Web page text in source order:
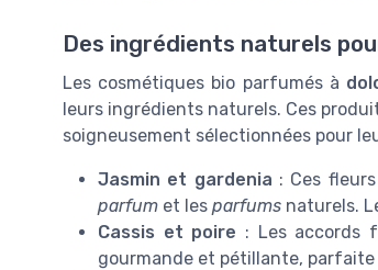
Des ingrédients naturels
Les cosmétiques bio parfumés à
leurs ingrédients naturels. Ces
soigneusement sélectionnées pour
Jasmin et gardenia : Ces
parfum et les parfums naturels.
Cassis et poire : Les accords
gourmande et pétillante,